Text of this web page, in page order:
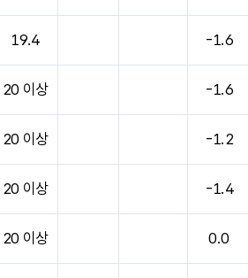
19.4 -1.6
20 이상 -1.6
20 이상 -1.2
20 이상 -1.4
20 이상 0.0